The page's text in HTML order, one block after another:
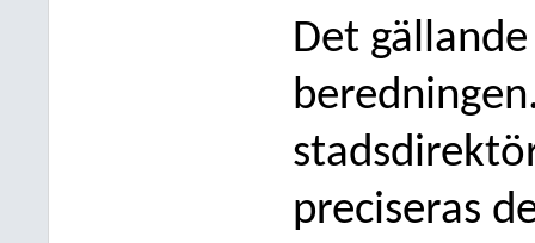
Det gä
preciseras